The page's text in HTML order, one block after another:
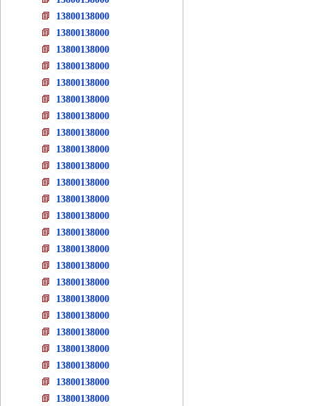
13800138000
13800138000
13800138000
13800138000
13800138000
13800138000
13800138000
13800138000
13800138000
13800138000
13800138000
13800138000
13800138000
13800138000
13800138000
13800138000
13800138000
13800138000
13800138000
13800138000
13800138000
13800138000
13800138000
13800138000